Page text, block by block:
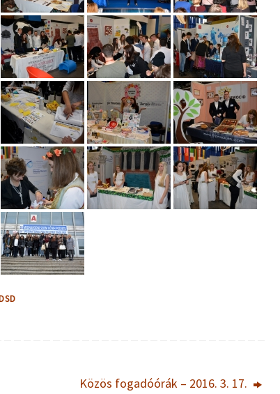
Közös fogadóórák – 2016. 3. 17.